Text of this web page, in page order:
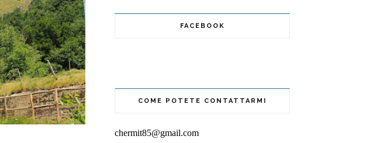
FACEBOOK
COME POTETE CONTATTARMI
chermit85@gmail.com